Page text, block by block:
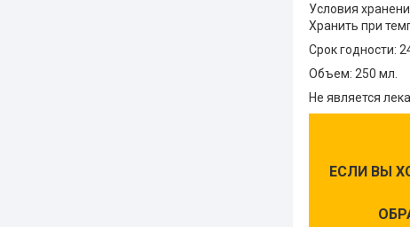
Условия
Хранить при
Срок годности:
Объем: 250 мл.
Не является
ЕСЛИ ВЫ